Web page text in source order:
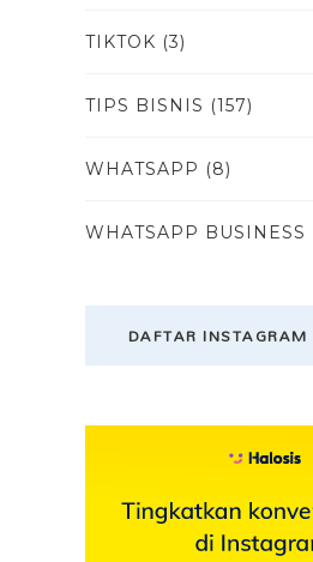
TIKTOK (3)
TIPS BISNIS (157)
WHATSAPP (8)
WHATSAPP BUSINESS
DAFTAR INSTAGRAM